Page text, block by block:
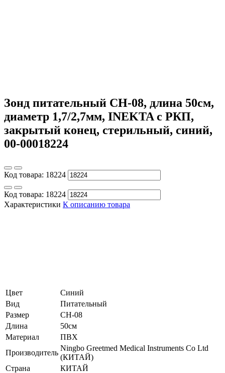
Зонд питательный CH-08, длина 50см,
диаметр 1,7/2,7мм, INEKTA с РКП,
закрытый конец, стерильный, синий,
00-00018224
Код товара: 18224
Код товара: 18224
Характеристики К описанию товара
Цвет
Синий
Вид
Питательный
Размер
CH-08
Длина
50см
Материал
ПВХ
Производитель
Ningbo Greetmed Medical Instruments Co Ltd
(КИТАЙ)
Страна
КИТАЙ